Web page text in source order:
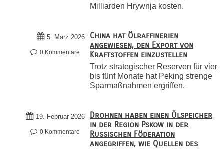
Milliarden Hrywnja kosten.
5. März 2026
0 Kommentare
China hat Ölraffinerien
angewiesen, den Export von
Kraftstoffen einzustellen
Trotz strategischer Reserven für vier
bis fünf Monate hat Peking strenge
Sparmaßnahmen ergriffen.
19. Februar 2026
0 Kommentare
Drohnen haben einen Ölspeicher
in der Region Pskow in der
Russischen Föderation
angegriffen, wie Quellen des